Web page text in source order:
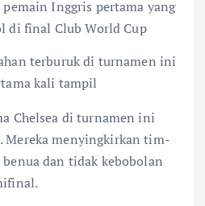
Inggris pertama yang
di final Club World Cup
terburuk di turnamen ini
kali tampil
Chelsea di turnamen ini
Mereka menyingkirkan tim-
dan tidak kebobolan